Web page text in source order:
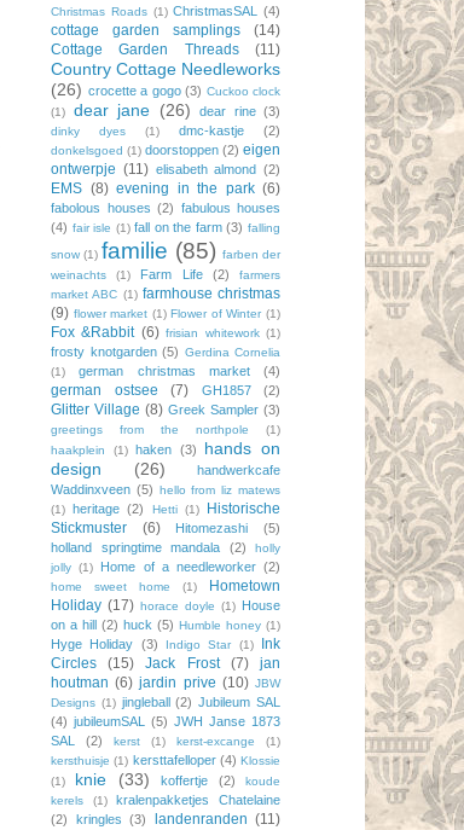
Christmas Roads (1) ChristmasSAL (4)
cottage garden samplings
(14)
Cottage Garden Threads
(11)
Country Cottage Needleworks
(26) crocette a gogo (3) Cuckoo clock
(1)
dear jane (26) dear rine (3)
dinky dyes (1) dmc-kastje (2)
donkelsgoed (1) doorstoppen (2) eigen
ontwerpje (11) elisabeth almond (2)
EMS (8) evening in the park (6)
fabolous houses (2) fabulous houses
(4) fair isle (1) fall on the farm (3) falling
snow (1) familie (85) farben der
weinachts
(1) Farm Life (2)
farmers
market ABC (1) farmhouse christmas
(9) flower market (1) Flower of Winter (1)
Fox &Rabbit (6) frisian whitework (1)
frosty knotgarden (5) Gerdina Cornelia
(1)
german christmas market (4)
german ostsee (7) GH1857 (2)
Glitter Village (8) Greek Sampler (3)
greetings from the northpole
(1)
haakplein
(1) haken (3)
hands on
design
(26)
handwerkcafe
Waddinxveen (5) hello from liz matews
(1) heritage (2) Hetti (1)
Historische
Stickmuster
(6) Hitomezashi
(5)
holland springtime mandala
(2)
holly
jolly (1) Home of a needleworker (2)
home sweet home (1)
Hometown
Holiday (17) horace doyle (1) House
on a hill (2) huck (5) Humble honey (1)
Hyge Holiday (3) Indigo Star (1)
Ink
Circles
(15) Jack Frost (7)
jan
houtman (6) jardin prive (10) JBW
Designs (1) jingleball (2) Jubileum SAL
(4) jubileumSAL (5) JWH Janse 1873
SAL
(2) kerst (1) kerst-excange
(1)
kersthuisje (1) kersttafelloper (4) Klossie
(1)
knie (33) koffertje (2)
koude
kerels
(1)
kralenpakketjes Chatelaine
(2)
kringles (3) landenranden (11)